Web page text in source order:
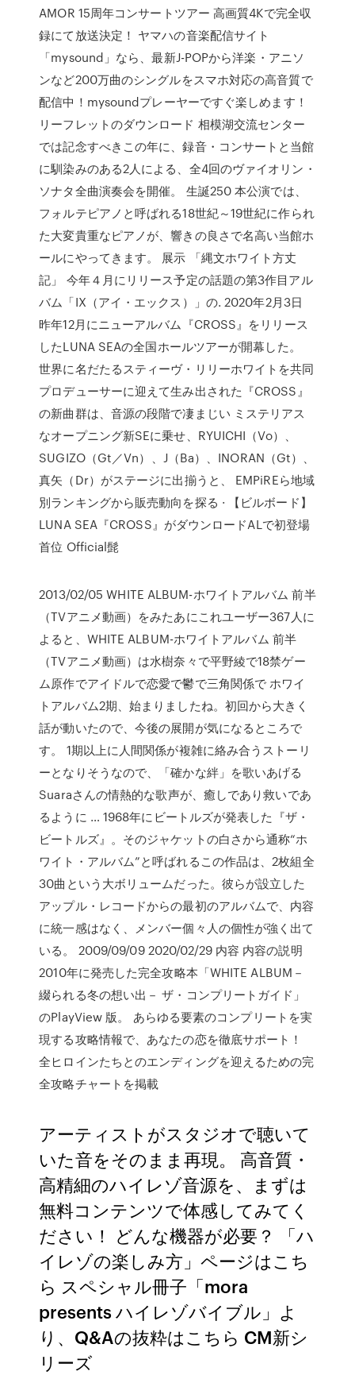
AMOR 15周年コンサートツアー 高画質4Kで完全収
録にて放送決定！ ヤマハの音楽配信サイト
「mysound」なら、最新J-POPから洋楽・アニソ
ンなど200万曲のシングルをスマホ対応の高音質で
配信中！mysoundプレーヤーですぐ楽しめます！
リーフレットのダウンロード 相模湖交流センター
では記念すべきこの年に、録音・コンサートと当館
に馴染みのある2人による、全4回のヴァイオリン・
ソナタ全曲演奏会を開催。 生誕250 本公演では、
フォルテピアノと呼ばれる18世紀～19世紀に作られ
た大変貴重なピアノが、響きの良さで名高い当館ホ
ールにやってきます。 展示 「縄文ホワイト方丈
記」 今年４月にリリース予定の話題の第3作目アル
バム「IX（アイ・エックス）」の. 2020年2月3日
昨年12月にニューアルバム『CROSS』をリリース
したLUNA SEAの全国ホールツアーが開幕した。
世界に名だたるスティーヴ・リリーホワイトを共同
プロデューサーに迎えて生み出された『CROSS』
の新曲群は、音源の段階で凄まじい ミステリアス
なオープニング新SEに乗せ、RYUICHI（Vo）、
SUGIZO（Gt／Vn）、J（Ba）、INORAN（Gt）、
真矢（Dr）がステージに出揃うと、 EMPiREら地域
別ランキングから販売動向を探る · 【ビルボード】
LUNA SEA『CROSS』がダウンロードALで初登場
首位 Official髭
2013/02/05 WHITE ALBUM-ホワイトアルバム 前半
（TVアニメ動画）をみたあにこれユーザー367人に
よると、WHITE ALBUM-ホワイトアルバム 前半
（TVアニメ動画）は水樹奈々で平野綾で18禁ゲー
ム原作でアイドルで恋愛で鬱で三角関係で ホワイ
トアルバム2期、始まりましたね。初回から大きく
話が動いたので、今後の展開が気になるところで
す。 1期以上に人間関係が複雑に絡み合うストーリ
ーとなりそうなので、「確かな絆」を歌いあげる
Suaraさんの情熱的な歌声が、癒しであり救いであ
るように … 1968年にビートルズが発表した『ザ・
ビートルズ』。そのジャケットの白さから通称“ホ
ワイト・アルバム”と呼ばれるこの作品は、2枚組全
30曲という大ボリュームだった。彼らが設立した
アップル・レコードからの最初のアルバムで、内容
に統一感はなく、メンバー個々人の個性が強く出て
いる。 2009/09/09 2020/02/29 内容 内容の説明
2010年に発売した完全攻略本「WHITE ALBUM－
綴られる冬の想い出－ ザ・コンプリートガイド」
のPlayView 版。 あらゆる要素のコンプリートを実
現する攻略情報で、あなたの恋を徹底サポート！
全ヒロインたちとのエンディングを迎えるための完
全攻略チャートを掲載
アーティストがスタジオで聴いて
いた音をそのまま再現。 高音質・
高精細のハイレゾ音源を、まずは
無料コンテンツで体感してみてく
ださい！ どんな機器が必要？ 「ハ
イレゾの楽しみ方」ページはこち
ら スペシャル冊子「mora
presents ハイレゾバイブル」よ
り、Q&Aの抜粋はこちら CM新シ
リーズ